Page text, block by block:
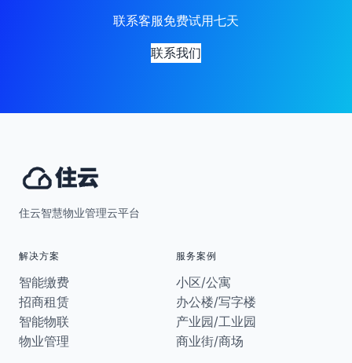
联系客服免费试用七天
联系我们
住云智慧物业管理云平台
解决方案
智能缴费
招商租赁
智能物联
物业管理
服务案例
小区/公寓
办公楼/写字楼
产业园/工业园
商业街/商场